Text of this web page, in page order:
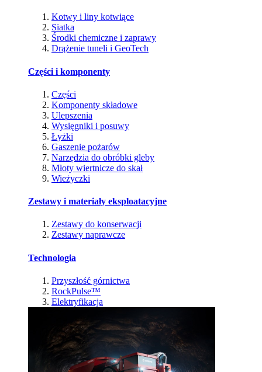
Kotwy i liny kotwiące
Siatka
Środki chemiczne i zaprawy
Drążenie tuneli i GeoTech
Części i komponenty
Części
Komponenty składowe
Ulepszenia
Wysięgniki i posuwy
Łyżki
Gaszenie pożarów
Narzędzia do obróbki gleby
Młoty wiertnicze do skał
Wieżyczki
Zestawy i materiały eksploatacyjne
Zestawy do konserwacji
Zestawy naprawcze
Technologia
Przyszłość górnictwa
RockPulse™
Elektryfikacja